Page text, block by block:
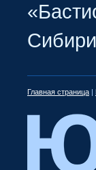
Главная страница |